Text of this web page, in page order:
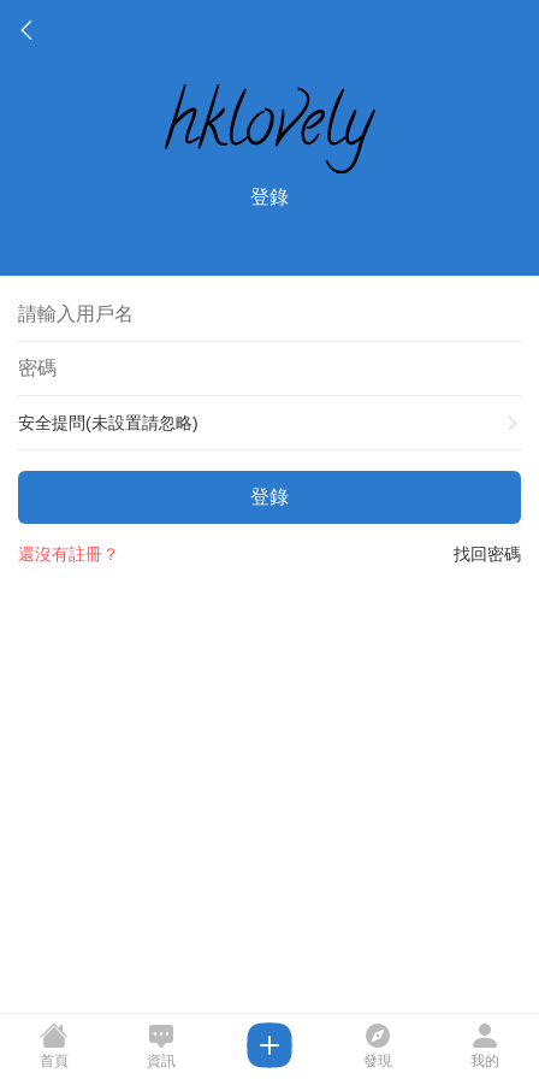
登錄
安全提問(未設置請忽略)
登錄
找回密碼
還沒有註冊？
首頁 資訊 發現 我的